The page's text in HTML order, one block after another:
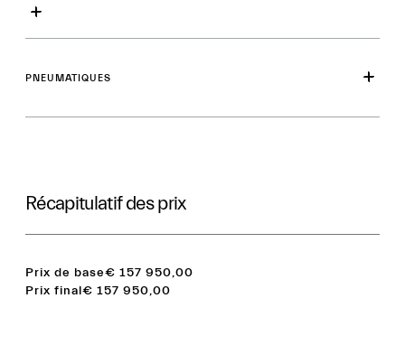
PNEUMATIQUES
Récapitulatif des prix
Prix de base€ 157 950,00
Prix final€ 157 950,00